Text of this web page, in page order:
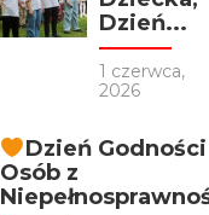
Dzień...
1 czerwca,
2026
Dzień Godności
Osób z